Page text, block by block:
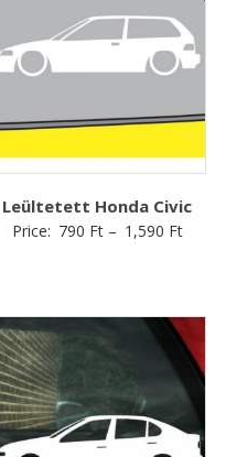
Leültetett Honda Civic
Price: 790 Ft– 1,590 Ft